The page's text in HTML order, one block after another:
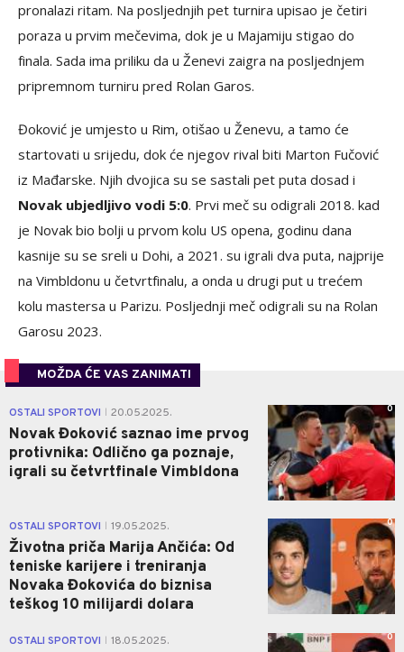
pronalazi ritam. Na posljednjih pet turnira upisao je četiri
poraza u prvim mečevima, dok je u Majamiju stigao do
finala. Sada ima priliku da u Ženevi zaigra na posljednjem
pripremnom turniru pred Rolan Garos.
Đoković je umjesto u Rim, otišao u Ženevu, a tamo će
startovati u srijedu, dok će njegov rival biti Marton Fučović
iz Mađarske. Njih dvojica su se sastali pet puta dosad i
Novak ubjedljivo vodi 5:0. Prvi meč su odigrali 2018. kad
je Novak bio bolji u prvom kolu US opena, godinu dana
kasnije su se sreli u Dohi, a 2021. su igrali dva puta, najprije
na Vimbldonu u četvrtfinalu, a onda u drugi put u trećem
kolu mastersa u Parizu. Posljednji meč odigrali su na Rolan
Garosu 2023.
MOŽDA ĆE VAS ZANIMATI
OSTALI SPORTOVI 20.05.2025.
Novak Đoković saznao ime prvog
protivnika: Odlično ga poznaje,
igrali su četvrtfinale Vimbldona
0
OSTALI SPORTOVI 19.05.2025.
Životna priča Marija Ančića: Od
teniske karijere i treniranja
Novaka Đokovića do biznisa
teškog 10 milijardi dolara
0
OSTALI SPORTOVI 18.05.2025. 0